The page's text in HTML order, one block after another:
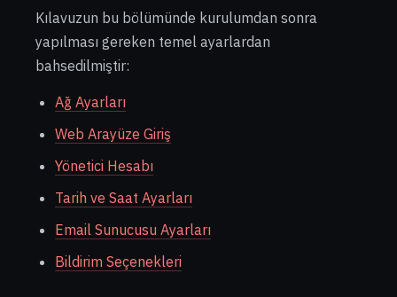
Kılavuzun bu bölümünde kurulumdan sonra
yapılması gereken temel ayarlardan
bahsedilmiştir:
Ağ Ayarları
Web Arayüze Giriş
Yönetici Hesabı
Tarih ve Saat Ayarları
Email Sunucusu Ayarları
Bildirim Seçenekleri